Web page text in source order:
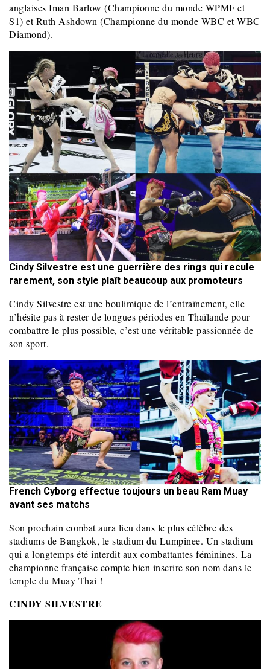
anglaises Iman Barlow (Championne du monde WPMF et
S1) et Ruth Ashdown (Championne du monde WBC et WBC
Diamond).
Cindy Silvestre est une guerrière des rings qui recule
rarement, son style plaît beaucoup aux promoteurs
Cindy Silvestre est une boulimique de l’entraînement, elle
n’hésite pas à rester de longues périodes en Thaïlande pour
combattre le plus possible, c’est une véritable passionnée de
son sport.
French Cyborg effectue toujours un beau Ram Muay
avant ses matchs
Son prochain combat aura lieu dans le plus célèbre des
stadiums de Bangkok, le stadium du Lumpinee. Un stadium
qui a longtemps été interdit aux combattantes féminines. La
championne française compte bien inscrire son nom dans le
temple du Muay Thai !
CINDY SILVESTRE